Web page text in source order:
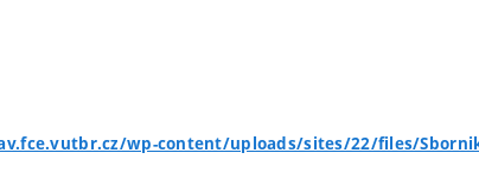
wp-content/uploads/sites/22/files/